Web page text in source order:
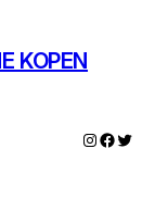
KOPEN
Instagram
Twitter